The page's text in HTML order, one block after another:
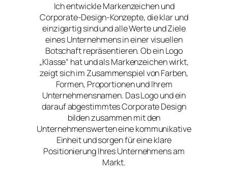
Ich entwickle Markenzeichen und
Corporate-Design-Konzepte, die klar und
einzigartig sind und alle Werte und Ziele
eines Unternehmens in einer visuellen
Botschaft repräsentieren. Ob ein Logo
„Klasse“ hat und als Markenzeichen wirkt,
zeigt sich im Zusammenspiel von Farben,
Formen, Proportionen und Ihrem
Unternehmensnamen. Das Logo und ein
darauf abgestimmtes Corporate Design
bilden zusammen mit den
Unternehmenswerten eine kommunikative
Einheit und sorgen für eine klare
Positionierung Ihres Unternehmens am
Markt.